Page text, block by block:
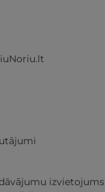
izvietojums